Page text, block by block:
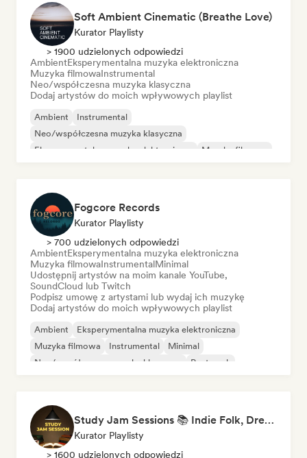
Soft Ambient Cinematic (Breathe Love)
Kurator Playlisty
> 1900 udzielonych odpowiedzi
AmbientEksperymentalna muzyka elektroniczna
Muzyka filmowaInstrumental
Neo/współczesna muzyka klasyczna
Dodaj artystów do moich wpływowych playlist
Ambient
Instrumental
Neo/współczesna muzyka klasyczna
Eksperymentalna muzyka elektroniczna
Muzyka filmowa
Fogcore Records
Kurator Playlisty
> 700 udzielonych odpowiedzi
AmbientEksperymentalna muzyka elektroniczna
Muzyka filmowaInstrumentalMinimal
Udostępnij artystów na moim kanale YouTube,
SoundCloud lub Twitch
Podpisz umowę z artystami lub wydaj ich muzykę
Dodaj artystów do moich wpływowych playlist
Ambient
Eksperymentalna muzyka elektroniczna
Muzyka filmowa
Instrumental
Minimal
Neo/współczesna muzyka klasyczna
Post-rock
Study Jam Sessions 📚 Indie Folk, Dream Pop & Singer-Songwriter
Kurator Playlisty
> 1600 udzielonych odpowiedzi